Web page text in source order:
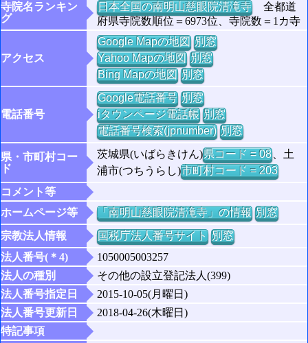
寺院名ランキン
グ
日本全国の南明山慈眼院清滝寺全都道
府県寺院数順位＝6973位、寺院数＝1カ寺
アクセス
Google Mapの地図 別窓
Yahoo Mapの地図 別窓
Bing Mapの地図 別窓
電話番号
Google電話番号 別窓
iタウンページ電話帳 別窓
電話番号検索(jpnumber) 別窓
県・市町村コー
ド
茨城県(いばらきけん)県コード = 08、土
浦市(つちうらし)市町村コード = 203
コメント等
ホームページ等
「南明山慈眼院清滝寺」の情報 別窓
宗教法人情報
国税庁法人番号サイト 別窓
法人番号(＊4)
1050005003257
法人の種別
その他の設立登記法人(399)
法人番号指定日
2015-10-05(月曜日)
法人番号更新日
2018-04-26(木曜日)
特記事項